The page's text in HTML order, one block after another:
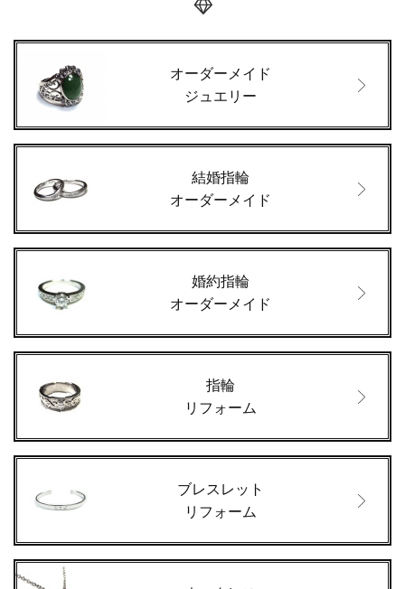
オーダーメイド
ジュエリー
結婚指輪
オーダーメイド
婚約指輪
オーダーメイド
指輪
リフォーム
ブレスレット
リフォーム